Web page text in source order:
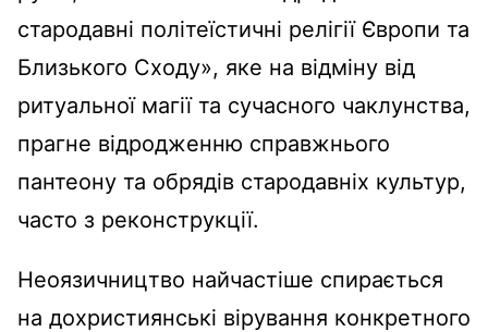
стародавні політеїстичні релігії Європи та
Близького Сходу», яке на відміну від
ритуальної магії та сучасного чаклунства,
прагне відродженню справжнього
пантеону та обрядів стародавніх культур,
часто з реконструкції.
Неоязичництво найчастіше спирається
на дохристиянські вірування конкретного